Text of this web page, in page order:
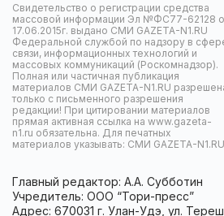
Свидетельство о регистрации средства
массовой информации Эл №ФС77-62128
17.06.2015г. выдано СМИ GAZETA-N1.RU
Федеральной службой по надзору в
связи, информационных технологий и
массовых коммуникаций (Роскомнадзор).
Полная или частичная публикация
материалов СМИ GAZETA-N1.RU
только с письменного разрешения
редакции! При цитировании материалов
прямая активная ссылка на www.gazeta-
n1.ru обязательна. Для печатных
материалов указывать: СМИ GAZETA-N1.RU
Главный редактор: А.А. Субботин
Учредитель: ООО “Тори-пресс”
Адрес: 670031 г. Улан-Удэ, ул.